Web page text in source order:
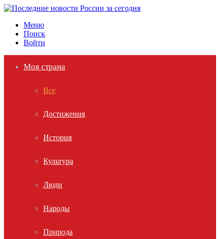
Меню
Поиск
Войти
Моя страна
Все
Достижения
История
Культура
Люди
Народы
Природа